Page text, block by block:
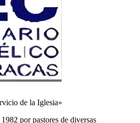
de la Iglesia»
por pastores de diversas